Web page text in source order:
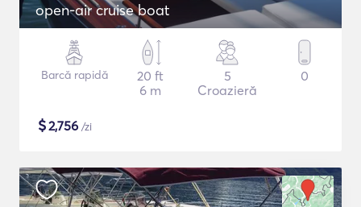
open-air cruise boat
Barcă rapidă
20 ft
6 m
5
Croazieră
0
$2,756 /zi